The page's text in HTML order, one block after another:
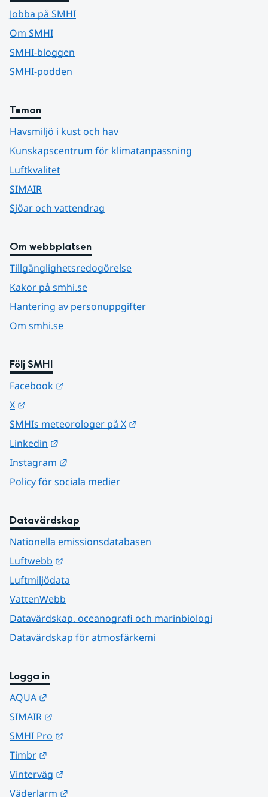
Jobba på SMHI
Om SMHI
SMHI-bloggen
SMHI-podden
Teman
Havsmiljö i kust och hav
Kunskapscentrum för klimatanpassning
Luftkvalitet
SIMAIR
Sjöar och vattendrag
Om webbplatsen
Tillgänglighetsredogörelse
Kakor på smhi.se
Hantering av personuppgifter
Om smhi.se
Följ SMHI
Facebook
X
SMHIs meteorologer på X
Linkedin
Instagram
Policy för sociala medier
Datavärdskap
Nationella emissionsdatabasen
Luftwebb
Luftmiljödata
VattenWebb
Datavärdskap, oceanografi och marinbiologi
Datavärdskap för atmosfärkemi
Logga in
AQUA
SIMAIR
SMHI Pro
Timbr
Vinterväg
Väderlarm